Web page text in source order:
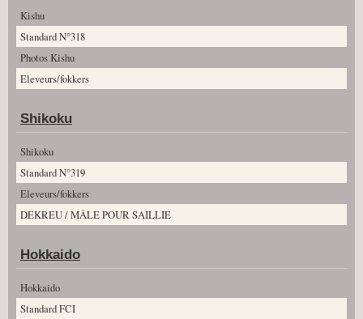
Kishu
Standard N°318
Photos Kishu
Eleveurs/fokkers
Shikoku
Shikoku
Standard N°319
Eleveurs/fokkers
DEKREU / MÂLE POUR SAILLIE
Hokkaido
Hokkaido
Standard FCI